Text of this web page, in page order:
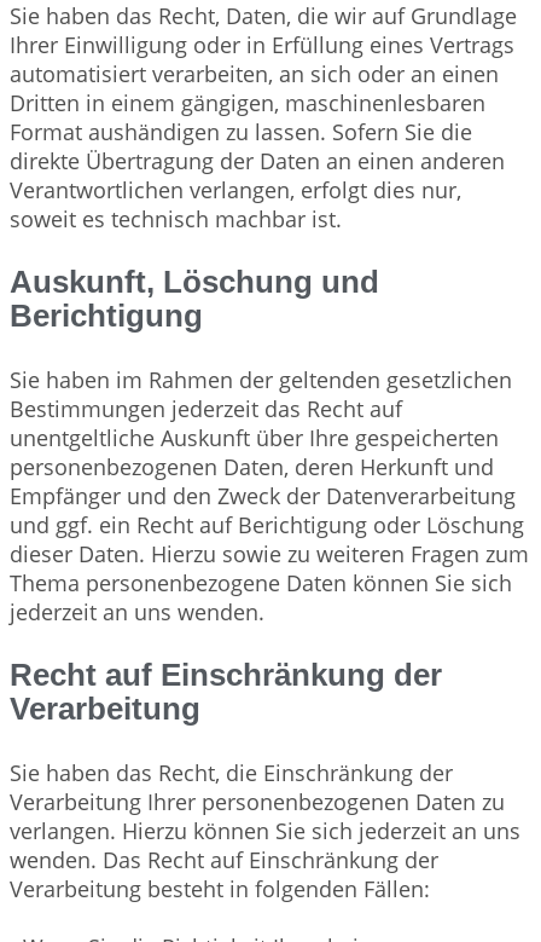
Sie haben das Recht, Daten, die wir auf Grundlage
Ihrer Einwilligung oder in Erfüllung eines Vertrags
automatisiert verarbeiten, an sich oder an einen
Dritten in einem gängigen, maschinenlesbaren
Format aushändigen zu lassen. Sofern Sie die
direkte Übertragung der Daten an einen anderen
Verantwortlichen verlangen, erfolgt dies nur,
soweit es technisch machbar ist.
Auskunft, Löschung und
Berichtigung
Sie haben im Rahmen der geltenden gesetzlichen
Bestimmungen jederzeit das Recht auf
unentgeltliche Auskunft über Ihre gespeicherten
personenbezogenen Daten, deren Herkunft und
Empfänger und den Zweck der Datenverarbeitung
und ggf. ein Recht auf Berichtigung oder Löschung
dieser Daten. Hierzu sowie zu weiteren Fragen zum
Thema personenbezogene Daten können Sie sich
jederzeit an uns wenden.
Recht auf Einschränkung der
Verarbeitung
Sie haben das Recht, die Einschränkung der
Verarbeitung Ihrer personenbezogenen Daten zu
verlangen. Hierzu können Sie sich jederzeit an uns
wenden. Das Recht auf Einschränkung der
Verarbeitung besteht in folgenden Fällen: